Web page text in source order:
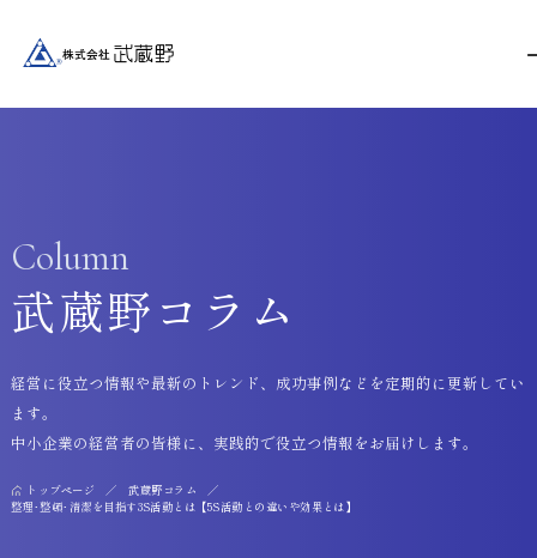
Column
武蔵野コラム
トップページ
武蔵野コラム
整理･整頓･清潔を目指す3S活動とは【5S活動との違いや効果とは】
経営に役立つ情報や最新のトレンド、成功事例などを定期的に更新してい
ます。
中小企業の経営者の皆様に、実践的で役立つ情報をお届けします。